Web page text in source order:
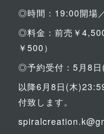
◎時間：19:00開場
◎料金：前売￥
￥500）
◎予約受付：5月8日
以降6月8日(木
付致します。